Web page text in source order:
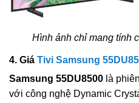
Hình ảnh chỉ mang tính
4. Giá Tivi Samsung
Samsung 55DU8500 là
với công nghệ Dynamic